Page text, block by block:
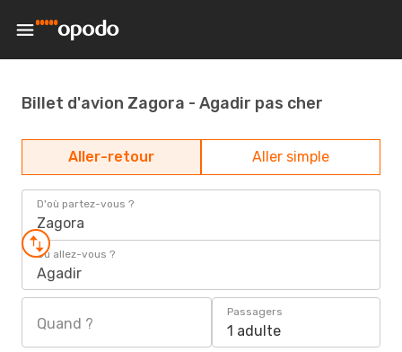
Billet d'avion Zagora - Agadir pas cher
Aller-retour Aller simple
D'où partez-vous ?
Zagora
Où allez-vous ?
Agadir
Quand ?
Passagers
1 adulte